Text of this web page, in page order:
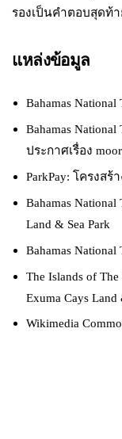
รองเป็นคำตอบสุดท้า
แหล่งข้อมูล
Bahamas National
Bahamas
ประกาศเรื่อง
ParkPay: โครงสร้
Bahamas
Land & Sea Park
Bahamas
The Islands of
Exuma Cays Land
Wikimedia